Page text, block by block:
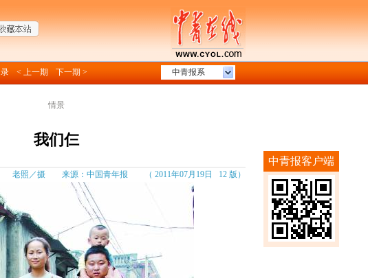
中青报客户端
< 上一期 下一期 > 中青报系
情景
我们仨
老照／摄 来源：中国青年报 （ 2011年07月19日 12 版）